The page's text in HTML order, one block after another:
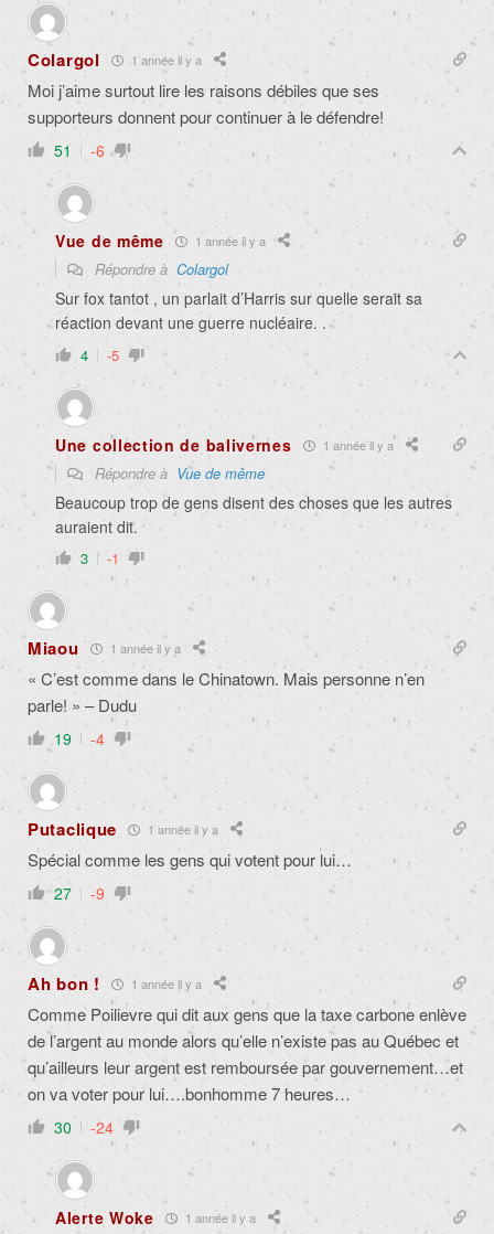
Colargol 1 année il y a
Moi j’aime surtout lire les raisons débiles que ses
supporteurs donnent pour continuer à le défendre!
51 -6
Vue de même 1 année il y a
Répondre à Colargol
Sur fox tantot , un parlait d’Harris sur quelle serait sa
réaction devant une guerre nucléaire. .
4 -5
Une collection de balivernes 1 année il y a
Répondre à Vue de même
Beaucoup trop de gens disent des choses que les autres
auraient dit.
3 -1
Miaou 1 année il y a
« C’est comme dans le Chinatown. Mais personne n’en
parle! » – Dudu
19 -4
Putaclique 1 année il y a
Spécial comme les gens qui votent pour lui…
27 -9
Ah bon ! 1 année il y a
Comme Poilievre qui dit aux gens que la taxe carbone enlève
de l’argent au monde alors qu’elle n’existe pas au Québec et
qu’ailleurs leur argent est remboursée par gouvernement…et
on va voter pour lui….bonhomme 7 heures…
30 -24
Alerte Woke 1 année il y a